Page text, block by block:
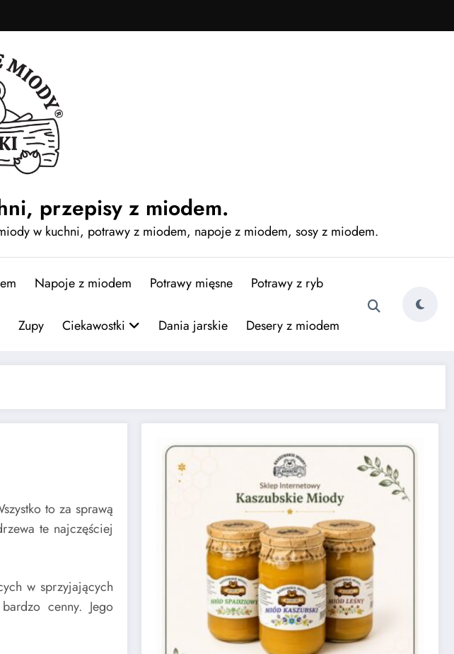
przepisy z miodem.
w kuchni, potrawy z miodem, napoje z miodem, sosy z miodem.
Napoje z miodem Potrawy mięsne Potrawy z ryb
Zupy Ciekawostki Dania jarskie Desery z miodem
to za sprawą
te najczęściej
w sprzyjających
cenny. Jego